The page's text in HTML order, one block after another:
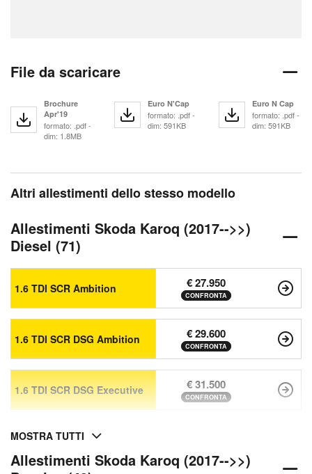
File da scaricare
Brochure
Apr'19
formato: .pdf -
dim: 1.8MB
Euro N'Cap
formato: .pdf -
dim: 591KB
Euro N Cap
formato: .pdf -
dim: 591KB
Altri allestimenti dello stesso modello
Allestimenti Skoda Karoq (2017-->>)
Diesel (71)
1.6 TDI SCR Ambition € 27.950
CONFRONTA
1.6 TDI SCR DSG Ambition € 29.600
CONFRONTA
1.6 TDI SCR DSG Executive € 31.500
CONFRONTA
MOSTRA TUTTI
Allestimenti Skoda Karoq (2017-->>)